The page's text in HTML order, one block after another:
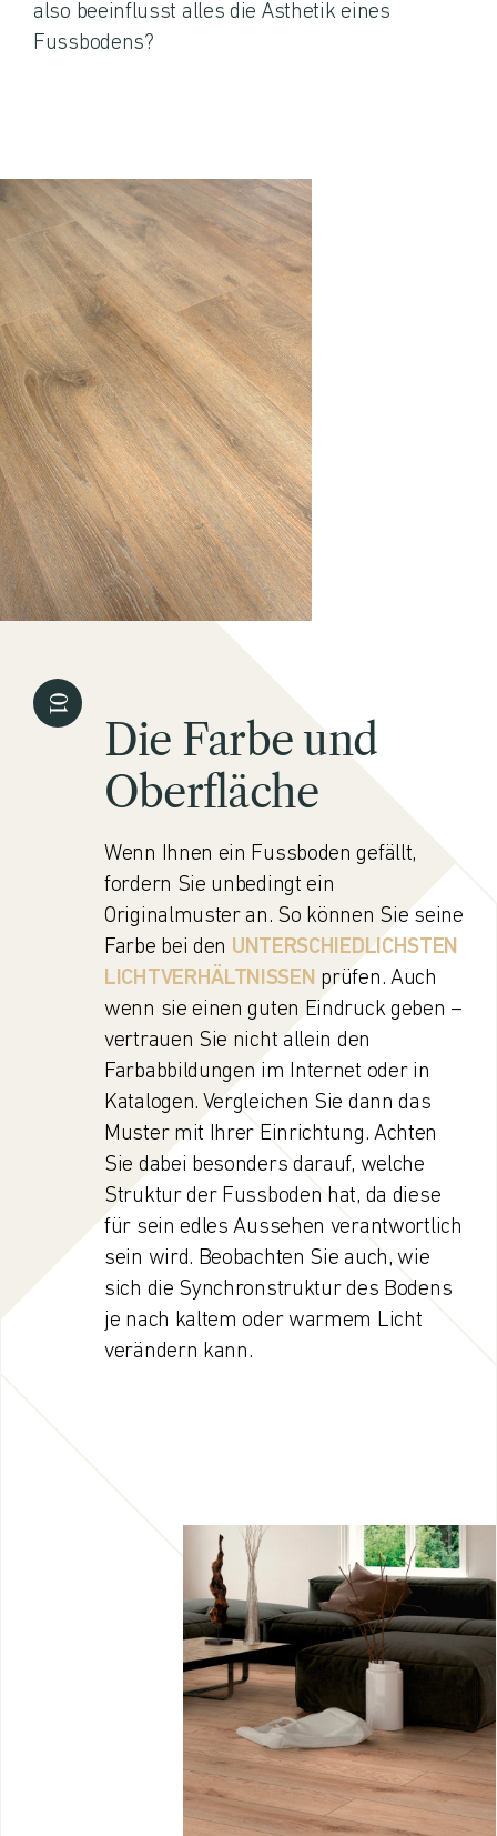
also beeinflusst alles die Ästhetik eines
Fussbodens?
Die Farbe und
Oberfläche
Wenn Ihnen ein Fussboden gefällt,
fordern Sie unbedingt ein
Originalmuster an. So können Sie seine
Farbe bei den UNTERSCHIEDLICHSTEN
LICHTVERHÄLTNISSEN prüfen. Auch
wenn sie einen guten Eindruck geben –
vertrauen Sie nicht allein den
Farbabbildungen im Internet oder in
Katalogen. Vergleichen Sie dann das
Muster mit Ihrer Einrichtung. Achten
Sie dabei besonders darauf, welche
Struktur der Fussboden hat, da diese
für sein edles Aussehen verantwortlich
sein wird. Beobachten Sie auch, wie
sich die Synchronstruktur des Bodens
je nach kaltem oder warmem Licht
verändern kann.